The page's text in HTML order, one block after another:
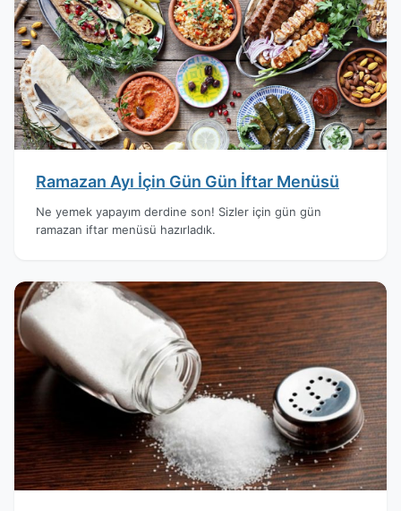
Ramazan Ayı İçin Gün Gün İftar Menüsü
Ne yemek yapayım derdine son! Sizler için gün gün
ramazan iftar menüsü hazırladık.